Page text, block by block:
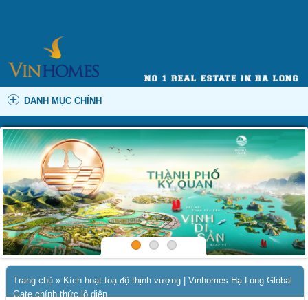
DANH MỤC CHÍNH
Trang chủ » Kích hoạt toạ độ thịnh vượng | Vinhomes Hạ Long Global
Gate chính thức lộ diện